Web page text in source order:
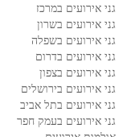
גני אירועים במרכז
גני אירועים בשרון
גני אירועים בשפלה
גני אירועים בדרום
גני אירועים בצפון
גני אירועים בירושלים
גני אירועים בתל אביב
גני אירועים בעמק חפר